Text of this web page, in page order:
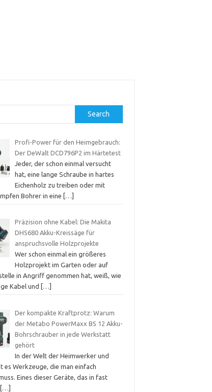
Search
Profi-Power für den Heimgebrauch:
Der DeWalt DCD796P2 im Härtetest
Jeder, der schon einmal versucht
hat, eine lange Schraube in hartes
Eichenholz zu treiben oder mit
Bohrer in eine
[…]
Präzision ohne Kabel: Die Makita
DHS680 Akku-Kreissäge für
anspruchsvolle Holzprojekte
Wer schon einmal ein größeres
Holzprojekt im Garten oder auf
in Angriff genommen hat, weiß, wie
Kabel und
[…]
Der kompakte Kraftprotz: Warum
der Metabo PowerMaxx BS 12 Akku-
Bohrschrauber in jede Werkstatt
gehört
In der Welt der Heimwerker und
es Werkzeuge, die man einfach
Eines dieser Geräte, das in fast
[…]